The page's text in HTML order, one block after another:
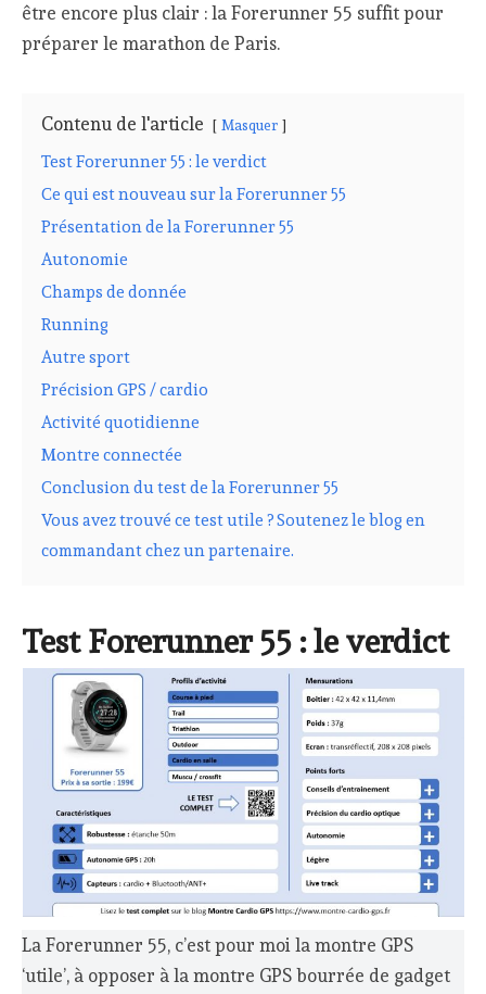
être encore plus clair : la Forerunner 55 suffit pour
préparer le marathon de Paris.
Contenu de l'article Masquer
Test Forerunner 55 : le verdict
Ce qui est nouveau sur la Forerunner 55
Présentation de la Forerunner 55
Autonomie
Champs de donnée
Running
Autre sport
Précision GPS / cardio
Activité quotidienne
Montre connectée
Conclusion du test de la Forerunner 55
Vous avez trouvé ce test utile ? Soutenez le blog en
commandant chez un partenaire.
Test Forerunner 55 : le verdict
La Forerunner 55, c’est pour moi la montre GPS
‘utile’, à opposer à la montre GPS bourrée de gadget